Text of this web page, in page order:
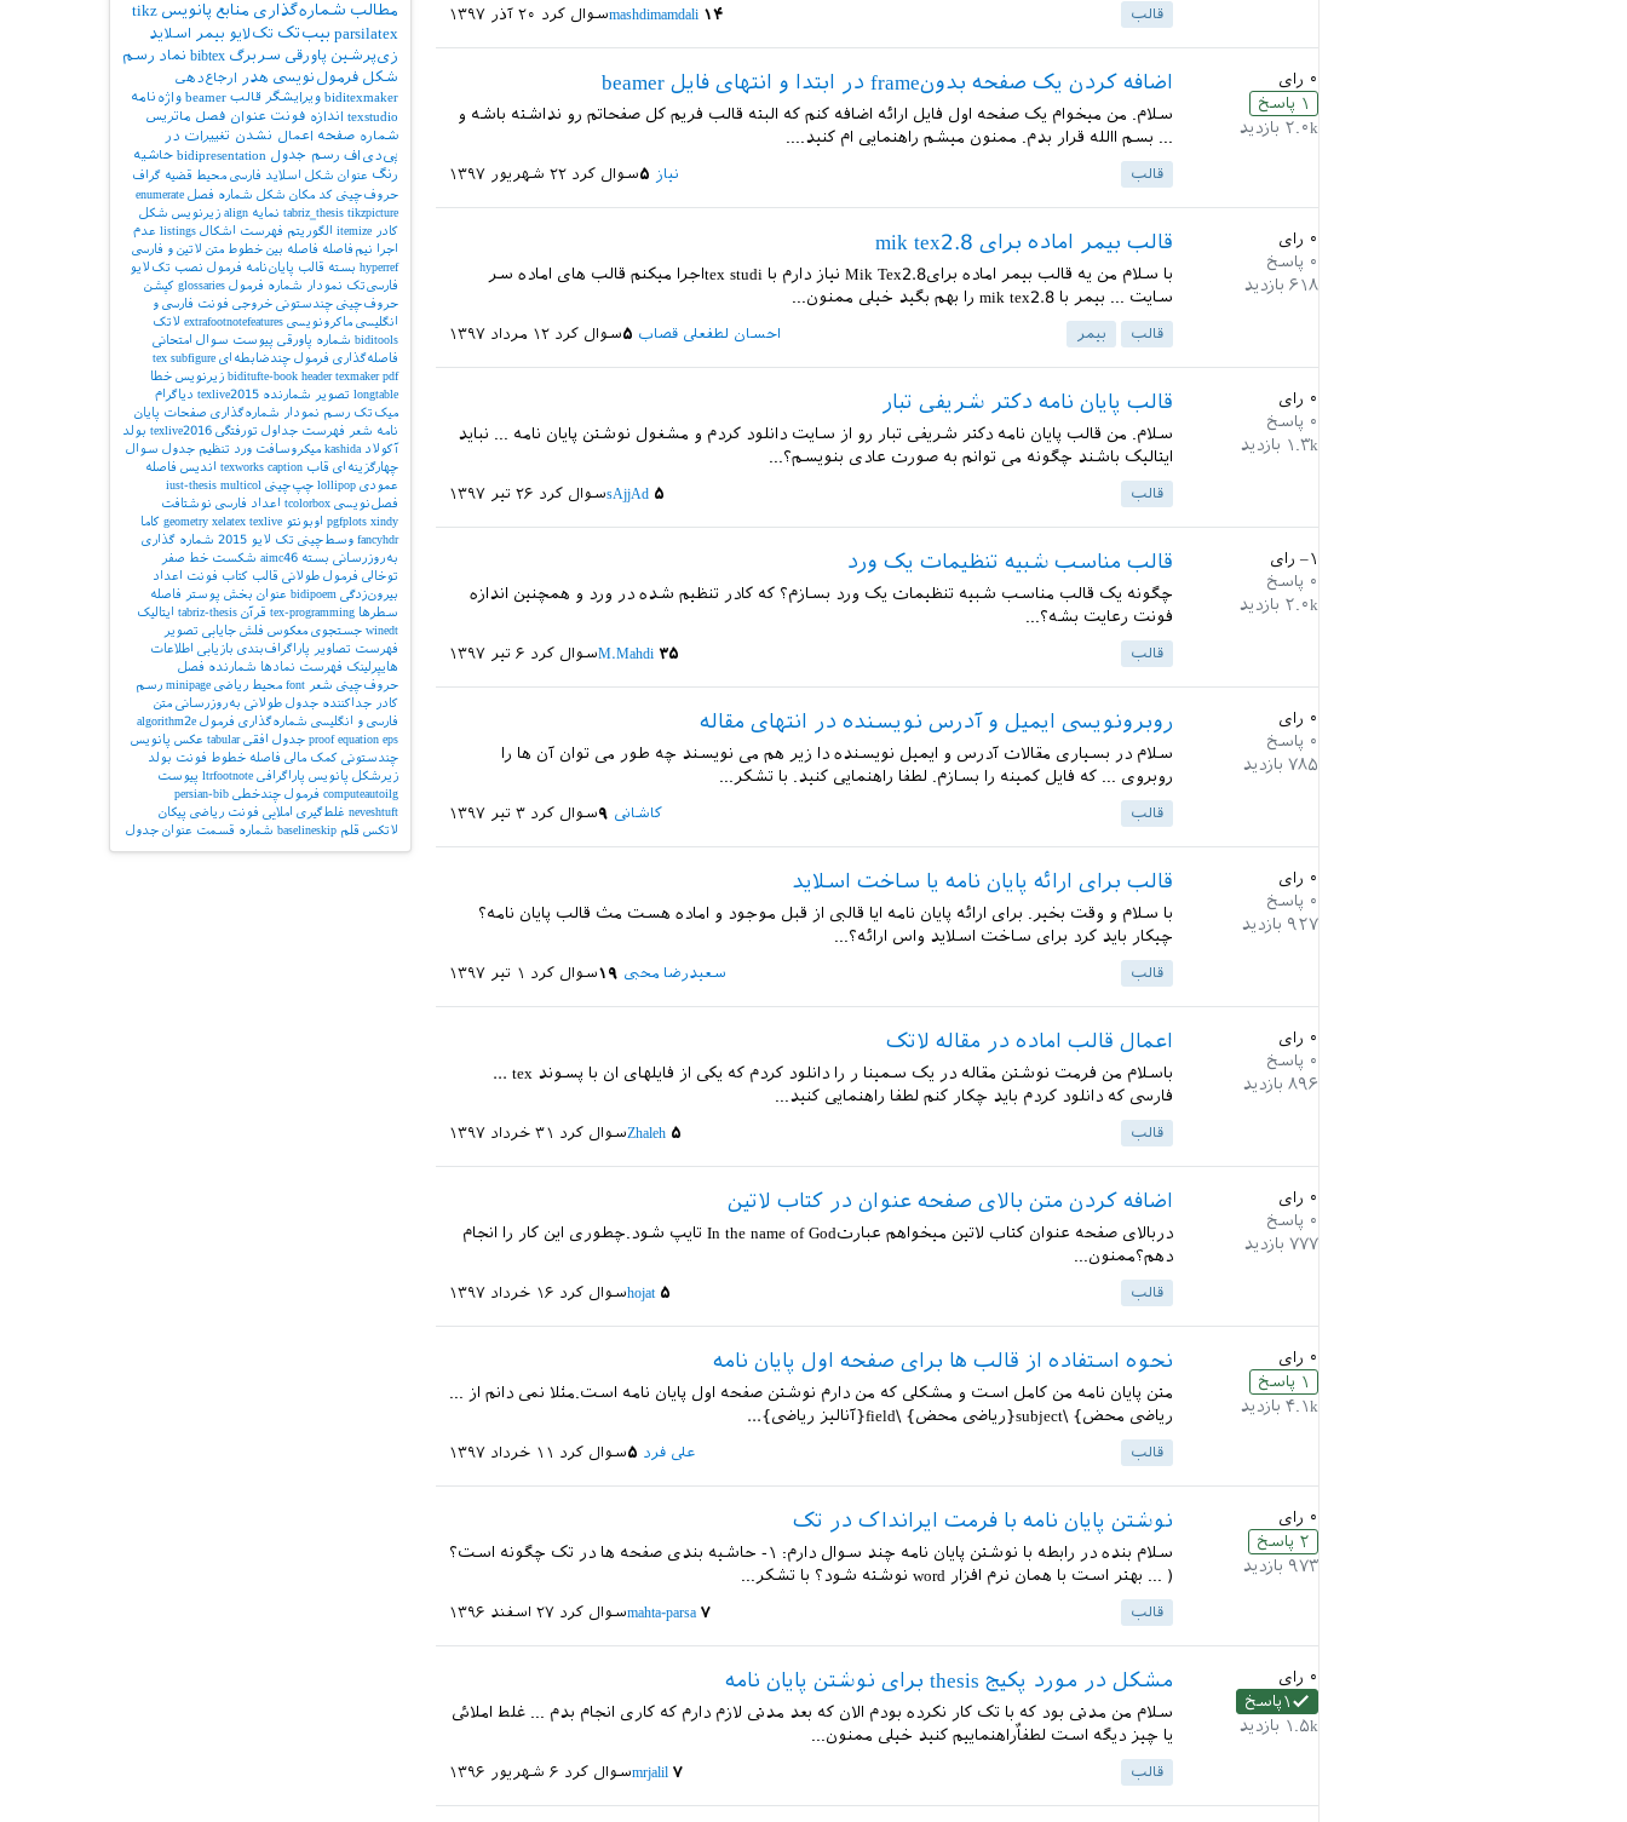
قالب سوال کرد ۲۰ آذر ۱۳۹۷ mashdimamdali ۱۴
۰ رای
۱ پاسخ
۲.۰k بازدید
اضافه کردن یک صفحه بدونframe در ابتدا و انتهای فایل beamer
سلام. من میخوام یک صفحه اول فایل ارائه اضافه کنم که البته قالب فریم کل صفحاتم رو نداشته باشه و
... بسم االله قرار بدم. ممنون میشم راهنمایی ام کنید....
قالب سوال کرد ۲۲ شهریور ۱۳۹۷ نیاز ۵
۰ رای
۰ پاسخ
۶۱۸ بازدید
قالب بیمر اماده برای mik tex2.8
با سلام من یه قالب بیمر اماده برایMik Tex2.8 نیاز دارم با tex studiاجرا میکنم قالب های اماده سر
سایت ... بیمر با mik tex2.8 را بهم بگید خیلی ممنون...
قالب بیمر سوال کرد ۱۲ مرداد ۱۳۹۷ احسان لطفعلی قصاب ۵
۰ رای
۰ پاسخ
۱.۳k بازدید
قالب پایان نامه دکتر شریفی تبار
سلام. من قالب پایان نامه دکتر شریفی تبار رو از سایت دانلود کردم و مشغول نوشتن پایان نامه ... نباید
ایتالیک باشند چگونه می توانم به صورت عادی بنویسم؟...
قالب سوال کرد ۲۶ تیر ۱۳۹۷ sAjjAd ۵
–۱ رای
۰ پاسخ
۲.۰k بازدید
قالب مناسب شبیه تنظیمات یک ورد
چگونه یک قالب مناسب شبیه تنظیمات یک ورد بسازم؟ که کادر تنظیم شده در ورد و همچنین اندازه
فونت رعایت بشه؟...
قالب سوال کرد ۶ تیر ۱۳۹۷ M.Mahdi ۳۵
۰ رای
۰ پاسخ
۷۸۵ بازدید
روبرونویسی ایمیل و آدرس نویسنده در انتهای مقاله
سلام در بسیاری مقالات آدرس و ایمیل نویسنده دا زیر هم می نویسند چه طور می توان آن ها را
روبروی ... که فایل کمینه را بسازم. لطفا راهنمایی کنید. با تشکر...
قالب سوال کرد ۳ تیر ۱۳۹۷ کاشانی ۹
۰ رای
۰ پاسخ
۹۲۷ بازدید
قالب برای ارائه پایان نامه یا ساخت اسلاید
با سلام و وقت بخیر. برای ارائه پایان نامه ایا قالبی از قبل موجود و اماده هست مث قالب پایان نامه؟
چیکار باید کرد برای ساخت اسلاید واس ارائه؟...
قالب سوال کرد ۱ تیر ۱۳۹۷ سعیدرضا محبی ۱۹
۰ رای
۰ پاسخ
۸۹۶ بازدید
اعمال قالب اماده در مقاله لاتک
باسلام من فرمت نوشتن مقاله در یک سمینا ر را دانلود کردم که یکی از فایلهای ان با پسوند tex ...
فارسی که دانلود کردم باید چکار کنم لطفا راهنمایی کنید...
قالب سوال کرد ۳۱ خرداد ۱۳۹۷ Zhaleh ۵
۰ رای
۰ پاسخ
۷۷۷ بازدید
اضافه کردن متن بالای صفحه عنوان در کتاب لاتین
دربالای صفحه عنوان کتاب لاتین میخواهم عبارتIn the name of God تایپ شود.چطوری این کار را انجام
دهم؟ممنون...
قالب سوال کرد ۱۶ خرداد ۱۳۹۷ hojat ۵
۰ رای
۱ پاسخ
۴.۱k بازدید
نحوه استفاده از قالب ها برای صفحه اول پایان نامه
متن پایان نامه من کامل است و مشکلی که من دارم نوشتن صفحه اول پایان نامه است.مثلا نمی دانم از ...
ریاضی محض} \subject{ریاضی محض} \field{آنالیز ریاضی}...
قالب سوال کرد ۱۱ خرداد ۱۳۹۷ علی فرد ۵
۰ رای
۲ پاسخ
۹۷۳ بازدید
نوشتن پایان نامه با فرمت ایرانداک در تک
سلام بنده در رابطه با نوشتن پایان نامه چند سوال دارم: ۱- حاشیه بندی صفحه ها در تک چگونه است؟
( ... بهتر است با همان نرم افزار word نوشته شود؟ با تشکر...
قالب سوال کرد ۲۷ اسفند ۱۳۹۶ mahta-parsa ۷
۰ رای
۱ پاسخ
۱.۵k بازدید
مشکل در مورد پکیج thesis برای نوشتن پایان نامه
سلام من مدتی بود که با تک کار نکرده بودم الان که بعد مدتی لازم دارم که کاری انجام بدم ... غلط املائی
یا چیز دیگه است لطفاٌراهنماییم کنید خیلی ممنون...
قالب سوال کرد ۶ شهریور ۱۳۹۶ mrjalil ۷
مطالب شماره‌گذاری منابع پانویس tikz
parsilatex بیب‌تک تک‌لایو بیمر اسلاید
زی‌پرشین پاورقی سربرگ bibtex نماد رسم
شکل فرمول‌نویسی هدر
ارجاع‌دهی
biditexmaker ویرایشگر قالب beamer واژه‌نامه
texstudio اندازه فونت عنوان فصل ماتریس
شماره صفحه اعمال نشدن تغییرات در
پی‌دی‌اف رسم جدول bidipresentation حاشیه
رنگ عنوان شکل اسلاید فارسی محیط قضیه گراف
حروف‌چینی کد مکان شکل شماره فصل enumerate
tabriz_thesis tikzpicture نمایه align زیرنویس شکل
کادر
itemize الگوریتم فهرست اشکال listings عدم
اجرا
نیم‌فاصله فاصله بین خطوط متن لاتین و فارسی
hyperref بسته قالب پایان‌نامه فرمول نصب تک‌لایو
فارسی‌تک نمودار شماره فرمول glossaries کپشن
حروف‌چینی چندستونی خروجی فونت فارسی و
انگلیسی ماکرونویسی extrafootnotefeatures لاتک
biditools شماره پاورقی پیوست‌ سوال امتحانی
فاصله‌گذاری فرمول چندضابطه‌ای tex subfigure
biditufte-book header texmaker pdf زیرنویس خطا
longtable تصویر شمارنده texlive2015 دیاگرام
میک‌تک رسم نمودار شماره‌گذاری صفحات پایان
نامه شعر فهرست جداول تورفتگی texlive2016 بولد
آکولاد kashida میکروسافت ورد تنظیم جدول سوال
چهارگزینه‌ای قاب texworks caption اندیس فاصله
عمودی lollipop چپ‌چینی iust-thesis multicol
فصل‌نویسی tcolorbox اعداد فارسی نوشتافت
pgfplots xindy اوبونتو geometry xelatex texlive
کاما
fancyhdr وسط‌چینی تک لایو 2015
شماره گذاری
به‌روزرسانی بسته aimc46 شکست خط صفر
توخالی فرمول طولانی قالب کتاب فونت اعداد
بیرون‌زدگی bidipoem عنوان بخش پوستر
فاصله
سطرها
tex-programming قرآن tabriz-thesis
ایتالیک
winedt جستجوی معکوس فلش جایابی تصویر
فهرست تصاویر
پاراگراف‌بندی بازیابی اطلاعات
هایپرلینک فهرست نمادها
شمارنده فصل
حروف‌چینی شعر font محیط ریاضی minipage رسم
کادر
جداکننده جدول طولانی به‌روزرسانی متن
فارسی و انگلیسی شماره‌گذاری فرمول algorithm2e
proof equation eps جدول افقی tabular عکس پانویس
چندستونی کمک مالی فاصله خطوط فونت بولد
زیرشکل پانویس پاراگرافی ltrfootnote پیوست
computeautoilg فرمول چندخطی persian-bib
neveshtuft غلط‌گیری املایی فونت ریاضی پیکان
لاتکس قلم baselineskip شماره قسمت عنوان جدول